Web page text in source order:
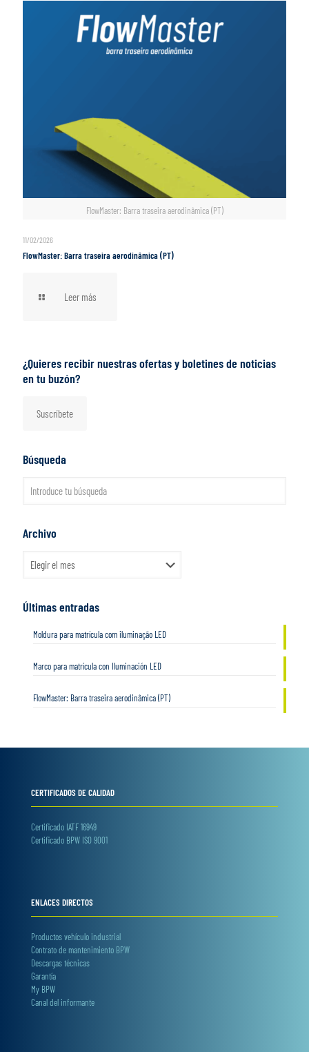
FlowMaster: Barra traseira aerodinâmica (PT)
11/02/2026
FlowMaster: Barra traseira aerodinâmica (PT)
Leer más
¿Quieres recibir nuestras ofertas y boletines de noticias
en tu buzón?
Suscríbete
Búsqueda
Archivo
Últimas entradas
Moldura para matrícula com iluminação LED
Marco para matrícula con Iluminación LED
FlowMaster: Barra traseira aerodinâmica (PT)
CERTIFICADOS DE CALIDAD
Certificado IATF 16949
Certificado BPW ISO 9001
ENLACES DIRECTOS
Productos vehículo industrial
Contrato de mantenimiento BPW
Descargas técnicas
Garantía
My BPW
Canal del informante